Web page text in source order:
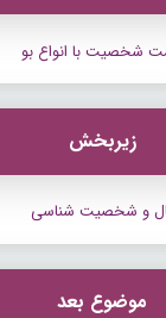
شخصیت با انواع بو
زیربخش
و شخصیت شناسی
موضوع بعد